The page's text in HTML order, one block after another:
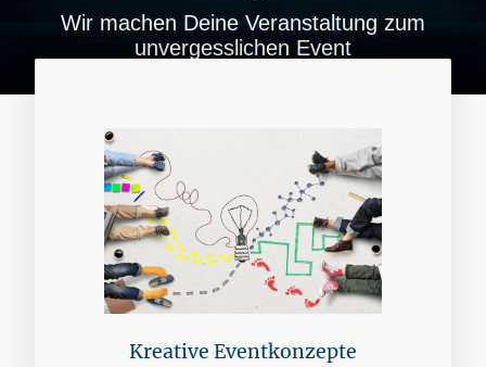
Wir machen Deine Veranstaltung zum
unvergesslichen Event
Kreative Eventkonzepte